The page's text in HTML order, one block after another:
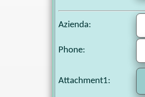
Azienda:
Phone:
Attachment1: